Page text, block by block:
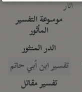
آثار
موسوعة التفسير
المأثور
الدر المنثور
تفسير ابن أبي حاتم
تفسير مقاتل